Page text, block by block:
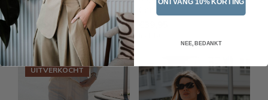
lange mouw – Beige
Incl. btw
UITVERKOCHT
ONTVANG 10% KORTING
NEE, BEDANKT